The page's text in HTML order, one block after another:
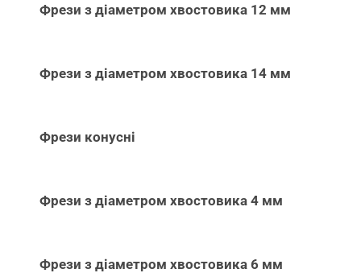
Фрези з діаметром хвостовика 12 мм
Фрези з діаметром хвостовика 14 мм
Фрези конусні
Фрези з діаметром хвостовика 4 мм
Фрези з діаметром хвостовика 6 мм